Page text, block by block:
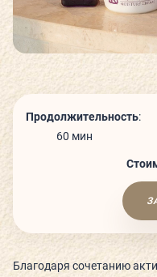
Продолжительность:
60 мин
Благодаря сочетанию